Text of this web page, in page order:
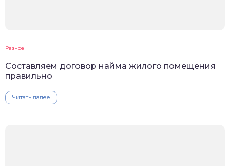
Разное
Составляем договор найма жилого помещения
правильно
Читать далее